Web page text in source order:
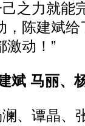
之力就能
，陈建斌
激动！”
斌 马丽、
谭晶、